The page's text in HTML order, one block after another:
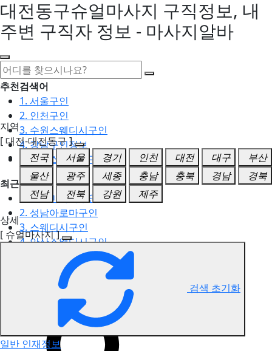
대전동구슈얼마사지 구직정보, 내
주변 구직자 정보 - 마사지알바
추천검색어
1. 서울구인
2. 인천구인
3. 수원스웨디시구인
4. 강남구인정보
5. 동탄스웨디시구인
최근검색어
1. 일산마사지구인
2. 성남아로마구인
3. 스웨디시구인
4. 안산스웨디시구인
5. 아로마구인
대전동구 슈얼마사지 구직정보
지역
[ 대전-대전동구 ]
전국
서울 경기 인천 대전 대구
부산
울산
광주 세종 충남 충북 경남
경북
전남
전북 강원
제주
상세
[ 슈얼마사지 ]
검색 초기화
일반 인재정보